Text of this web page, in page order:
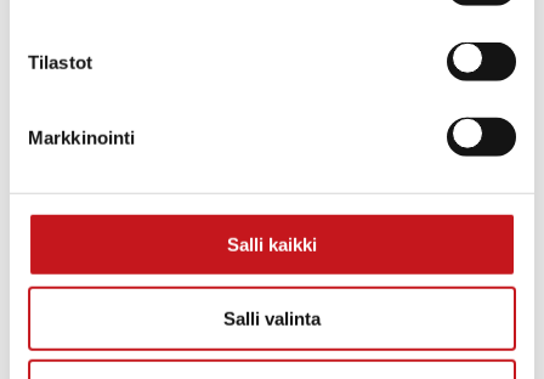
Tilastot
Markkinointi
Salli kaikki
Salli valinta
Päivämäärä:
Aika:
Muut tapahtumat,Retkeily
Sisä-Savon Perinneyhdistys